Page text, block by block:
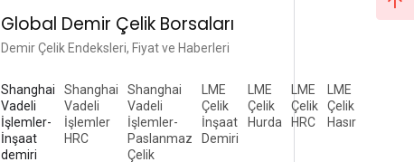
Global Demir Çelik Borsaları
Demir Çelik Endeksleri, Fiyat ve Haberleri
Shanghai
Vadeli
İşlemler-
İnşaat
demiri
Shanghai
Vadeli
İşlemler
HRC
Shanghai
Vadeli
İşlemler-
Paslanmaz
Çelik
LME
Çelik
İnşaat
Demiri
LME
Çelik
Hurda
LME
Çelik
HRC
LME
Çelik
Hasır